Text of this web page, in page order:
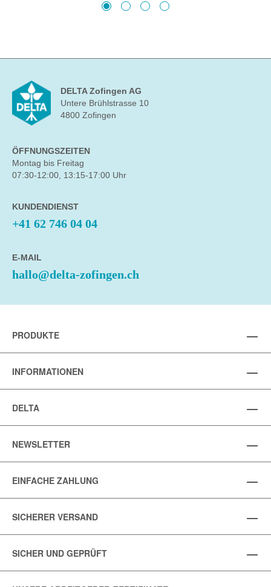
DELTA Zofingen AG
Untere Brühlstrasse 10
4800 Zofingen
ÖFFNUNGSZEITEN
Montag bis Freitag
07:30-12:00, 13:15-17:00 Uhr
KUNDENDIENST
+41 62 746 04 04
E-MAIL
hallo@delta-zofingen.ch
PRODUKTE
INFORMATIONEN
DELTA
NEWSLETTER
EINFACHE ZAHLUNG
SICHERER VERSAND
SICHER UND GEPRÜFT